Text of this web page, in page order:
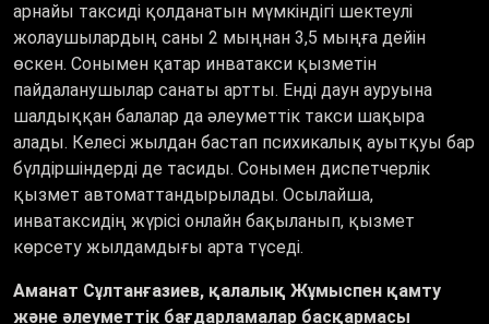
арнайы таксиді қолданатын мүмкіндігі шектеулі
жолаушылардың саны 2 мыңнан 3,5 мыңға дейін
өскен. Сонымен қатар инватакси қызметін
пайдаланушылар санаты артты. Енді даун ауруына
шалдыққан балалар да әлеуметтік такси шақыра
алады. Келесі жылдан бастап психикалық ауытқуы бар
бүлдіршіндерді де тасиды. Сонымен диспетчерлік
қызмет автоматтандырылады. Осылайша,
инватаксидің жүрісі онлайн бақыланып, қызмет
көрсету жылдамдығы арта түседі.
Аманат Сұлтанғазиев, қалалық Жұмыспен қамту
және әлеуметтік бағдарламалар басқармасы